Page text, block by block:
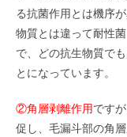
る抗菌作用とは機序
物質とは違って耐性
で、どの抗生物質で
とになっています。
②角層剥離作用です
促し、毛漏斗部の角